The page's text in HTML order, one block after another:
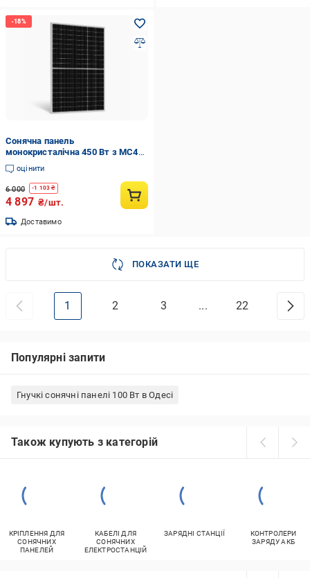
Сонячна панель
монокристалічна 450 Вт з MC4
конекторами і ламінованим
склом (ASP-450)
оцінити
6 000 -1 103 ₴
4 897 ₴/шт.
Доставимо
ПОКАЗАТИ ЩЕ
1 2 3 ... 22
Популярні запити
Гнучкі сонячні панелі 100 Вт в Одесі
Також купують з категорій
КРІПЛЕННЯ ДЛЯ
СОНЯЧНИХ
ПАНЕЛЕЙ
КАБЕЛІ ДЛЯ
СОНЯЧНИХ
ЕЛЕКТРОСТАНЦІЙ
ЗАРЯДНІ СТАНЦІЇ
КОНТРОЛЕРИ
ЗАРЯДУ АКБ